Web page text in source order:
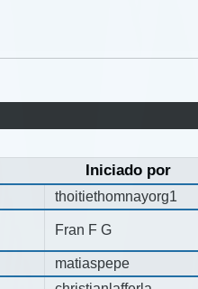
Iniciado por
thoitiethomnayorg1
Fran F G
matiaspepe